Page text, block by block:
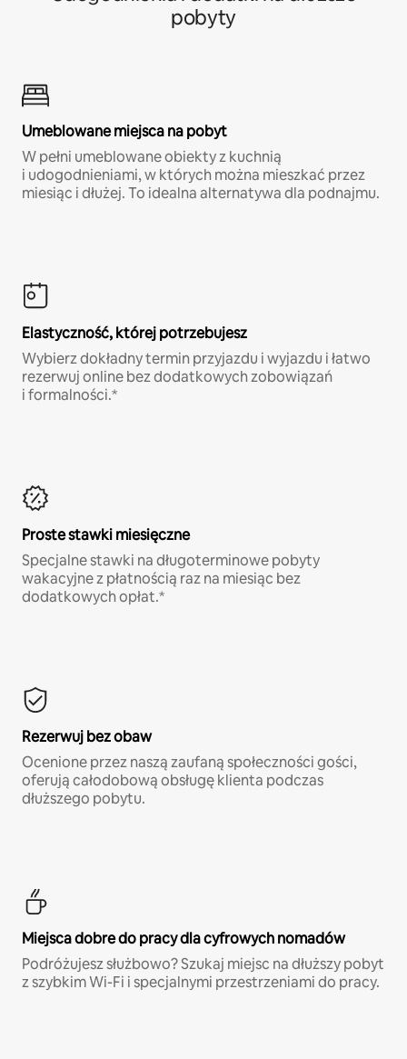
pobyty
Umeblowane miejsca na pobyt
W pełni umeblowane obiekty z kuchnią
i udogodnieniami, w których można mieszkać przez
miesiąc i dłużej. To idealna alternatywa dla podnajmu.
Elastyczność, której potrzebujesz
Wybierz dokładny termin przyjazdu i wyjazdu i łatwo
rezerwuj online bez dodatkowych zobowiązań
i formalności.*
Proste stawki miesięczne
Specjalne stawki na długoterminowe pobyty
wakacyjne z płatnością raz na miesiąc bez
dodatkowych opłat.*
Rezerwuj bez obaw
Ocenione przez naszą zaufaną społeczności gości,
oferują całodobową obsługę klienta podczas
dłuższego pobytu.
Miejsca dobre do pracy dla cyfrowych nomadów
Podróżujesz służbowo? Szukaj miejsc na dłuższy pobyt
z szybkim Wi-Fi i specjalnymi przestrzeniami do pracy.